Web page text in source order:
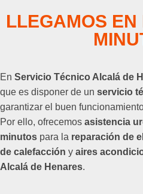
LLEGAMOS EN
En Servicio Técnico Alcalá de
que es disponer de un servicio
garantizar el buen
Por ello, ofrecemos asistencia
minutos para la reparación de
de calefacción y aires
Alcalá de Henares.